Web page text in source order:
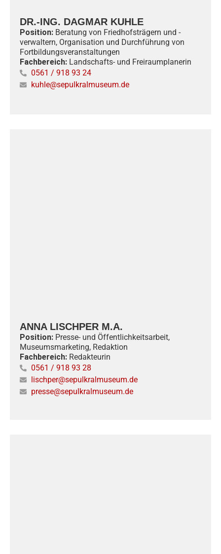
DR.-ING. DAGMAR KUHLE
Position: Beratung von Friedhofsträgern und -
verwaltern, Organisation und Durchführung von
Fortbildungsveranstaltungen
Fachbereich: Landschafts- und Freiraumplanerin
0561 / 918 93 24
kuhle@sepulkralmuseum.de
ANNA LISCHPER M.A.
Position: Presse- und Öffentlichkeitsarbeit,
Museumsmarketing, Redaktion
Fachbereich: Redakteurin
0561 / 918 93 28
lischper@sepulkralmuseum.de
presse@sepulkralmuseum.de